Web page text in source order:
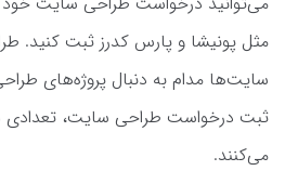
مثل پونیشا و پارس کدرز ثبت کنید.
سایت‌ها مدام به دنبال پروژه‌های
ثبت درخواست طراحی سایت، تعدادی
می‌کنند.